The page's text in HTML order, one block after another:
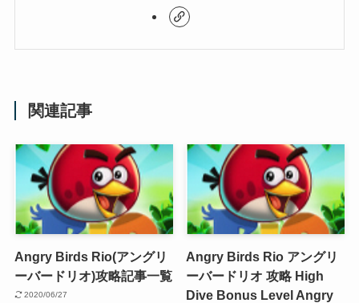
関連記事
Angry Birds Rio(アングリ
ーバードリオ)攻略記事一覧
2020/06/27
Angry Birds Rio アングリ
ーバードリオ 攻略 High
Dive Bonus Level Angry